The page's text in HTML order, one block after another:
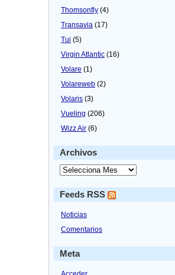
Thomsonfly (4)
Transavia (17)
Tui (5)
Virgin Atlantic (16)
Volare (1)
Volareweb (2)
Volaris (3)
Vueling (206)
Wizz Air (6)
Archivos
Feeds RSS
Noticias
Comentarios
Meta